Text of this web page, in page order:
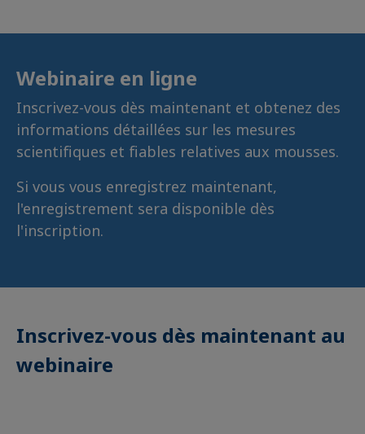
Webinaire en ligne
Inscrivez-vous dès maintenant et obtenez des
informations détaillées sur les mesures
scientifiques et fiables relatives aux mousses.
Si vous vous enregistrez maintenant,
l'enregistrement sera disponible dès
l'inscription.
Inscrivez-vous dès maintenant au
webinaire